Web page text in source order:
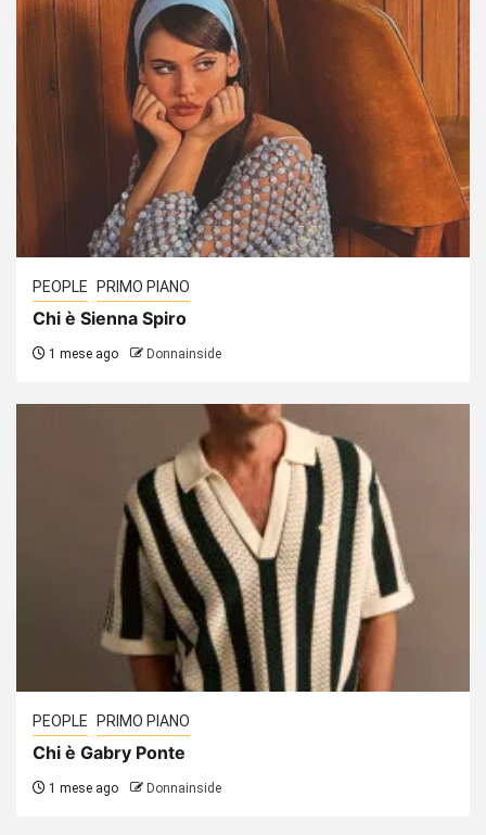
PEOPLE PRIMO PIANO
Chi è Sienna Spiro
1 mese ago Donnainside
PEOPLE PRIMO PIANO
Chi è Gabry Ponte
1 mese ago Donnainside